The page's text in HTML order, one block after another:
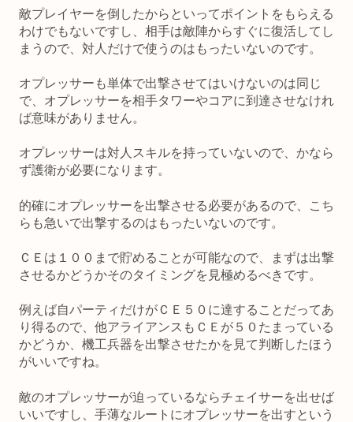
敵プレイヤーを倒したからといってポイントをもらえる
わけでもないですし、相手は敵陣からすぐに復活してし
まうので、対人だけで使うのはもったいないのです。
オプレッサーも単体で出撃させてはいけないのは同じ
で、オプレッサーを相手タワーやコアに到達させなけれ
ば意味がありません。
オプレッサーは対人スキルを持っていないので、かなら
ず護衛が必要になります。
的確にオプレッサーを出撃させる必要があるので、こち
らも急いで出撃するのはもったいないのです。
ＣＥは１００まで貯めることが可能なので、まずは出撃
させるかどうかそのタイミングを見極めるべきです。
例えば自パーティだけがＣＥ５０に達することだってあ
り得るので、他アライアンスもＣＥが５０たまっている
かどうか、機工兵器を出撃させたかを見て判断したほう
がいいですね。
敵のオプレッサーが迫っているならチェイサーを出せば
いいですし、手薄なルートにオプレッサーを出すという